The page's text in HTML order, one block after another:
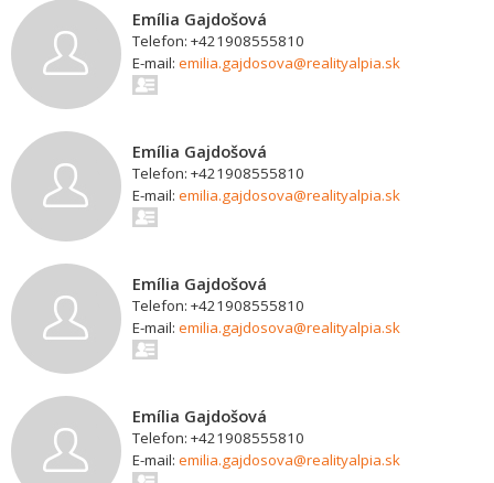
Emília Gajdošová
Telefon: +421908555810
E-mail: emilia.gajdosova@realityalpia.sk
Emília Gajdošová
Telefon: +421908555810
E-mail: emilia.gajdosova@realityalpia.sk
Emília Gajdošová
Telefon: +421908555810
E-mail: emilia.gajdosova@realityalpia.sk
Emília Gajdošová
Telefon: +421908555810
E-mail: emilia.gajdosova@realityalpia.sk